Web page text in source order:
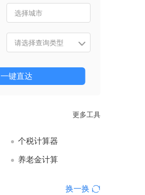
一键直达
更多工具
个税计算器
养老金计算
换一换